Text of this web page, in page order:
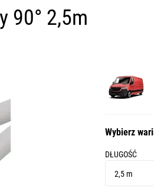
90° 2,5m
Wybierz
DŁUGOŚĆ
2,5 m